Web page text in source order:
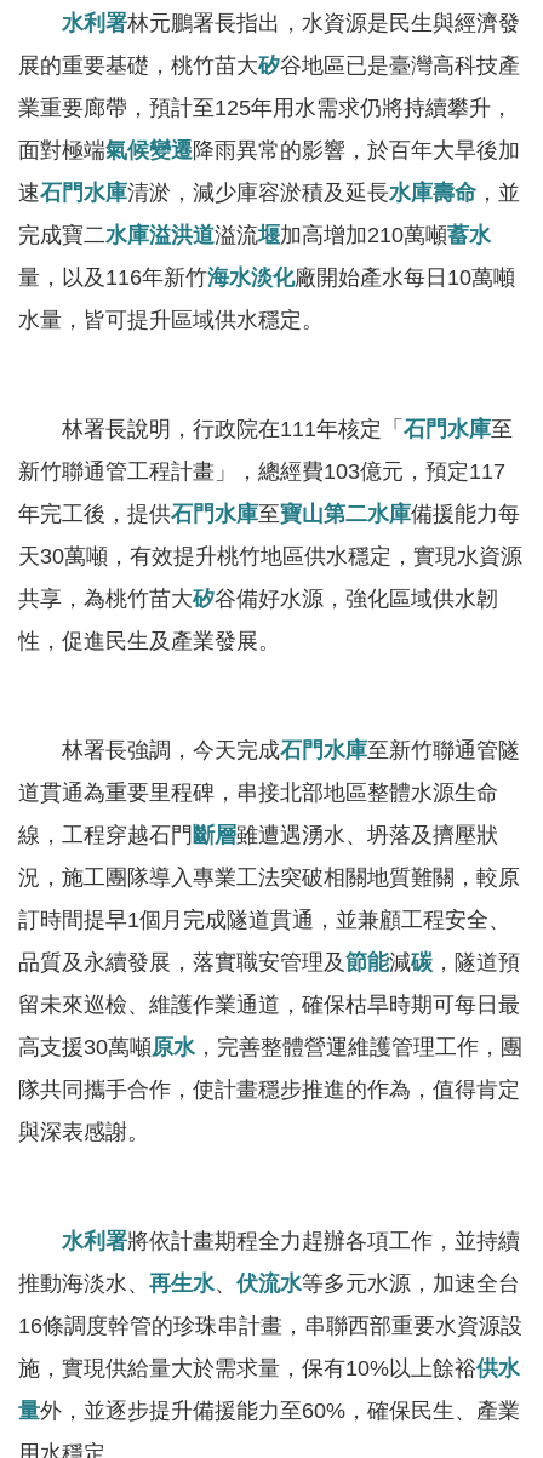
民
服
務
資
訊
服
務
關
站
導
覽
回
見
信
箱
常
見
問
答
廉
平
平
專
區
RSS
水利署林元鵬署長指出，水資源是民生與經濟發
展的重要基礎，桃竹苗大矽谷地區已是臺灣高科技產
業重要廊帶，預計至125年用水需求仍將持續攀升，
面對極端氣候變遷降雨異常的影響，於百年大旱後加
速石門水庫清淤，減少庫容淤積及延長水庫壽命 ，並
完成寶二水庫溢洪道溢流堰加高增加210萬噸蓄水
量，以及116年新竹海水淡化廠開始產水每日10萬噸
水量，皆可提升區域供水穩定。
林署長說明，行政院在111年核定「 石門水庫至
新竹聯通管工程計畫」，總經費103億元，預定117
年完工後，提供石門水庫至寶山第二水庫備援能力每
天30萬噸，有效提升桃竹地區供水穩定，實現水資源
共享，為桃竹苗大矽谷備好水源，強化區域供水韌
性，促進民生及產業發展。
林署長強調，今天完成石門水庫至新竹聯通管隧
道貫通為重要里程碑，串接北部地區整體水源生命
線，工程穿越石門 斷層雖遭遇湧水、坍落及擠壓狀
況，施工團隊導入專業工法突破相關地質難關，較原
訂時間提早1個月完成隧道貫通，並兼顧工程安全、
品質及永續發展，落實職安管理及節能減碳 ，隧道預
留未來巡檢、維護作業通道，確保枯旱時期可每日最
高支援30萬噸原水 ，完善整體營運維護管理工作，團
隊共同攜手合作，使計畫穩步推進的作為，值得肯定
與深表感謝。
水利署將依計畫期程全力趕辦各項工作，並持續
推動海淡水、 再生水、 伏流水等多元水源，加速全台
16條調度幹管的珍珠串計畫，串聯西部重要水資源設
施，實現供給量大於需求量，保有10%以上餘裕供水
量外，並逐步提升備援能力至60%，確保民生、產業
用水穩定。